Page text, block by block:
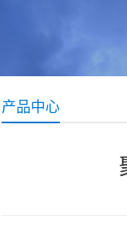
产品中心